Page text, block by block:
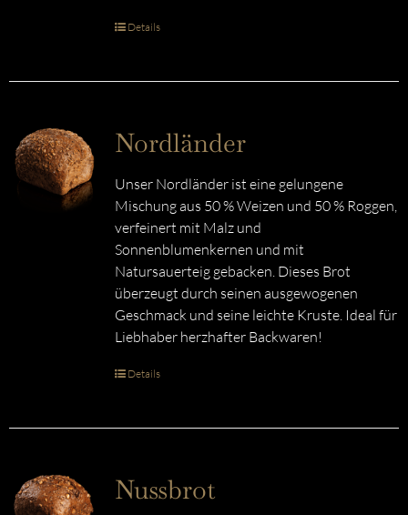
Details
Nordländer
Unser Nordländer ist eine gelungene
Mischung aus 50 % Weizen und 50 % Roggen,
verfeinert mit Malz und
Sonnenblumenkernen und mit
Natursauerteig gebacken. Dieses Brot
überzeugt durch seinen ausgewogenen
Geschmack und seine leichte Kruste. Ideal für
Liebhaber herzhafter Backwaren!
Details
Nussbrot